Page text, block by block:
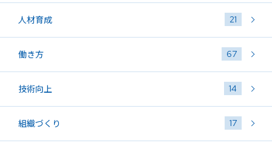
人材育成 21
働き方 67
技術向上 14
組織づくり 17